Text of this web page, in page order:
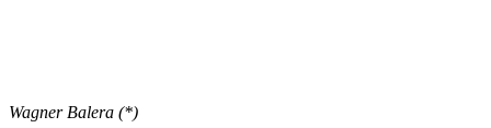
Wagner Balera (*)